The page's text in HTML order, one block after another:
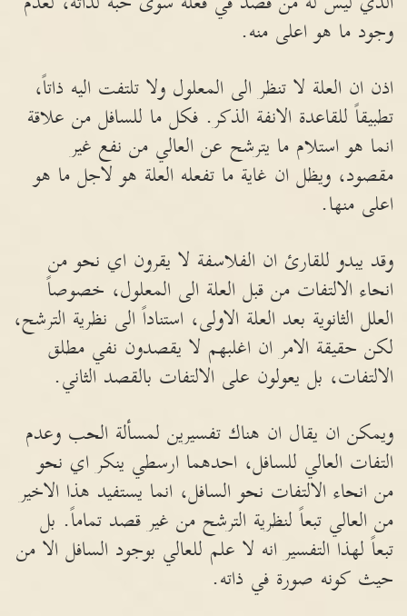
وجود ما هو اعلى منه.
اذن ان العلة لا تنظر الى المعلول ولا تلتفت اليه ذاتاً،
تطبيقاً للقاعدة الانفة الذكر. فكل ما للسافل من علاقة
انما هو استلام ما يترشح عن العالي من نفع غير
مقصود، ويظل ان غاية ما تفعله العلة هو لاجل ما هو
اعلى منها.
وقد يبدو للقارئ ان الفلاسفة لا يقرون اي نحو من
انحاء الالتفات من قبل العلة الى المعلول، خصوصاً
العلل الثانوية بعد العلة الاولى، استناداً الى نظرية الترشح،
لكن حقيقة الامر ان اغلبهم لا يقصدون نفي مطلق
الالتفات، بل يعولون على الالتفات بالقصد الثاني.
ويمكن ان يقال ان هناك تفسيرين لمسألة الحب وعدم
التفات العالي للسافل، احدهما ارسطي ينكر اي نحو
من انحاء الالتفات نحو السافل، انما يستفيد هذا الاخير
من العالي تبعاً لنظرية الترشح من غير قصد تماماً. بل
تبعاً لهذا التفسير انه لا علم للعالي بوجود السافل الا من
حيث كونه صورة في ذاته.